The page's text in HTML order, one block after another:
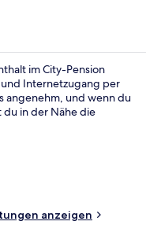
im City-Pension
und Internetzugang per
angenehm, und wenn du
du in der Nähe die
anzeigen